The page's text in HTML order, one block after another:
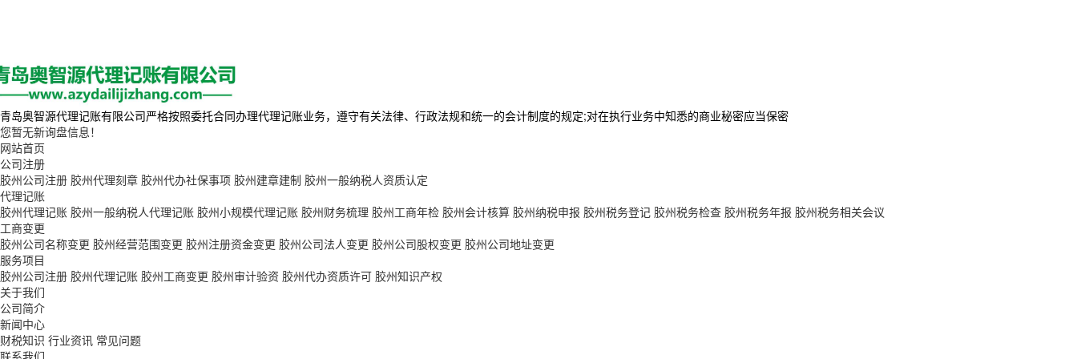
青岛奥智源代理记账有限公司严格按照委托合同办理代理记账业务，遵守有关法律、行政法规和统一的会计制度的规定;对在执行业务中知悉的商业秘密应当保密
您暂无新询盘信息！
网站首页
公司注册
胶州公司注册 胶州代理刻章 胶州代办社保事项 胶州建章建制 胶州一般纳税人资质认定
代理记账
胶州代理记账 胶州一般纳税人代理记账 胶州小规模代理记账 胶州财务梳理 胶州工商年检 胶州会计核算 胶州纳税申报 胶州税务登记 胶州税务检查 胶州税务年报 胶州税务相关会议
工商变更
胶州公司名称变更 胶州经营范围变更 胶州注册资金变更 胶州公司法人变更 胶州公司股权变更 胶州公司地址变更
服务项目
胶州公司注册 胶州代理记账 胶州工商变更 胶州审计验资 胶州代办资质许可 胶州知识产权
关于我们
公司简介
新闻中心
财税知识 行业资讯 常见问题
联系我们